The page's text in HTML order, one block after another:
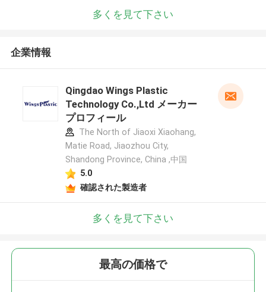
多くを見て下さい
企業情報
Qingdao Wings Plastic
Technology Co.,Ltd メーカー
プロフィール
The North of Jiaoxi Xiaohang,
Matie Road, Jiaozhou City,
Shandong Province, China ,中国
5.0
確認された製造者
多くを見て下さい
最高の価格で